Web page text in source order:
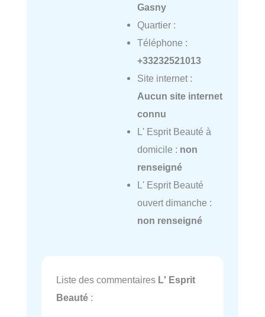
Gasny
Quartier :
Téléphone :
+33232521013
Site internet :
Aucun site internet
connu
L' Esprit Beauté à
domicile : non
renseigné
L' Esprit Beauté
ouvert dimanche :
non renseigné
Liste des commentaires L' Esprit
Beauté :